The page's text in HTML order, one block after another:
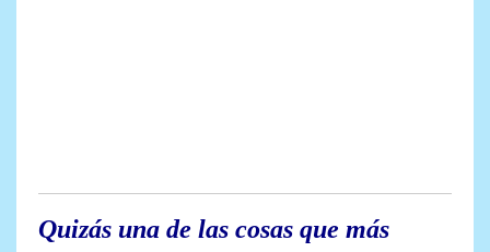
Quizás una de las cosas que más